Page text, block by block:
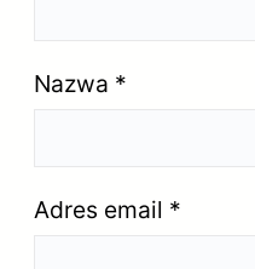
Nazwa *
Adres email *